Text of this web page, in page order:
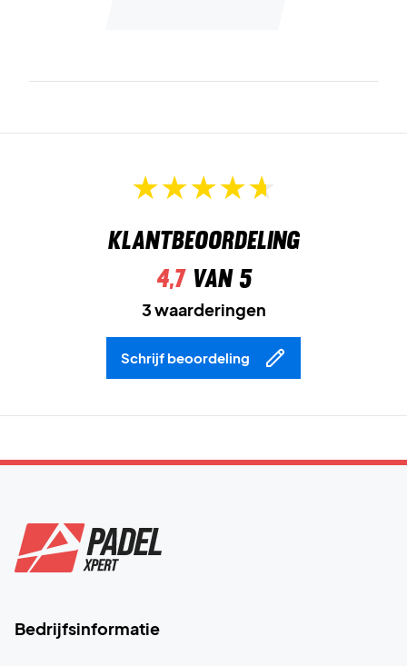
Kleur: Navy, oranje en wit!
Klantbeoordeling
4,7van 5
3 waarderingen
Schrijf beoordeling
Bedrijfsinformatie